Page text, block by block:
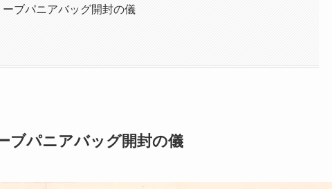
ブパニアバッグ開封の儀
ブパニアバッグ開封の儀